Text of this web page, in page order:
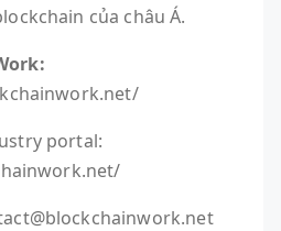
của châu Á.
portal: